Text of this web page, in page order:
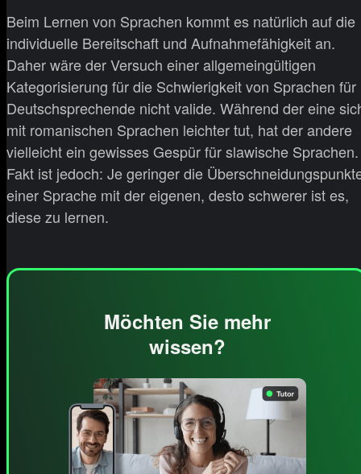
Beim Lernen von Sprachen kommt es natürlich auf die
individuelle Bereitschaft und Aufnahmefähigkeit an.
Daher wäre der Versuch einer allgemeingültigen
Kategorisierung für die Schwierigkeit von Sprachen für
Deutschsprechende nicht valide. Während der eine
mit romanischen Sprachen leichter tut, hat der andere
vielleicht ein gewisses Gespür für slawische Sprachen.
Fakt ist jedoch: Je geringer die
einer Sprache mit der eigenen, desto schwerer ist es,
diese zu lernen.
Möchten Sie mehr
wissen?